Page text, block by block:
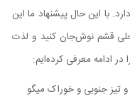
با این حال پیشنهاد ما این
قشم نوش‌جان کنید و لذت
در ادامه معرفی کرده‌ایم:
تیز جنوبی و خوراک میگو